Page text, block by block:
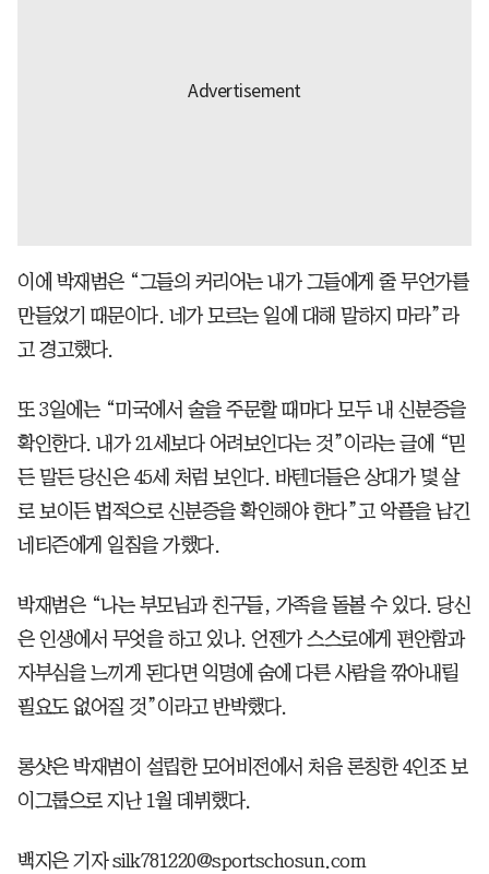
이에 박재범은 “그들의 커리어는 내가 그들에게 줄 무언가를
만들었기 때문이다. 네가 모르는 일에 대해 말하지 마라”라
고 경고했다.
또 3일에는 “미국에서 술을 주문할 때마다 모두 내 신분증을
확인한다. 내가 21세보다 어려보인다는 것”이라는 글에 “믿
든 말든 당신은 45세 처럼 보인다. 바텐더들은 상대가 몇 살
로 보이든 법적으로 신분증을 확인해야 한다”고 악플을 남긴
네티즌에게 일침을 가했다.
박재범은 “나는 부모님과 친구들, 가족을 돌볼 수 있다. 당신
은 인생에서 무엇을 하고 있나. 언젠가 스스로에게 편안함과
자부심을 느끼게 된다면 익명에 숨에 다른 사람을 깎아내릴
필요도 없어질 것”이라고 반박했다.
롱샷은 박재범이 설립한 모어비전에서 처음 론칭한 4인조 보
이그룹으로 지난 1월 데뷔했다.
백지은 기자 silk781220@sportschosun.com